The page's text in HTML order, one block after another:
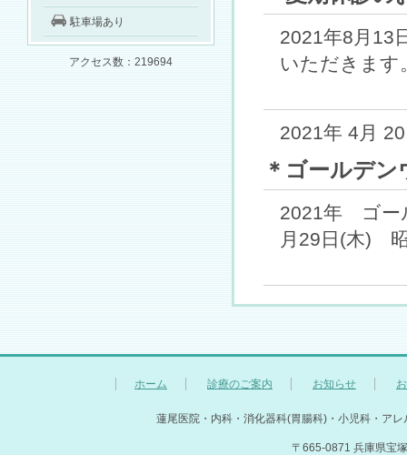
2021年8月13
いただきます
2021年 4月
＊ゴールデ
2021年 ゴー
月29日(木)
駐車場あり
アクセス数：219694
ホーム 診療のご案内 お知らせ
蓮尾医院・内科・消化器科(胃腸科)・小児科・ア
〒665-0871 兵庫県宝